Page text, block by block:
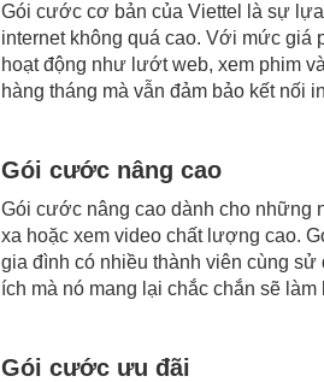
Gói cước cơ bản của Viettel là sự
internet không quá cao. Với mức giá
hoạt động như lướt web, xem phim
hàng tháng mà vẫn đảm bảo kết nối
Gói cước nâng cao
Gói cước nâng cao dành cho những
xa hoặc xem video chất lượng cao.
gia đình có nhiều thành viên cùng
ích mà nó mang lại chắc chắn sẽ
Gói cước ưu đãi